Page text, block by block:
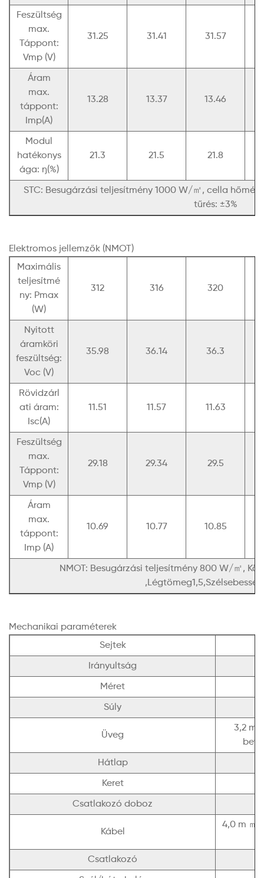
Feszültség
max.
Táppont:
Vmp (V)
31.25 31.41 31.57
Áram
max.
táppont:
Imp(A)
13.28 13.37 13.46
Modul
hatékonys
ága: ŋ(%)
21.3 21.5 21.8
STC: Besugárzási teljesítmény 1000 W/㎡, cella
tűrés: ±3%
Elektromos jellemzők (NMOT)
Maximális
teljesítmé
ny: Pmax
(W)
312 316 320
Nyitott
áramköri
feszültség:
Voc (V)
35.98 36.14 36.3
Rövidzárl
ati áram:
Isc(A)
11.51 11.57 11.63
Feszültség
max.
Táppont:
Vmp (V)
29.18 29.34 29.5
Áram
max.
táppont:
Imp (A)
10.69 10.77 10.85
NMOT: Besugárzási teljesítmény 800 W/㎡,
Mechanikai paraméterek
Sejtek
Irányultság
Méret
Súly
Üveg
3,2
Hátlap
Keret
Csatlakozó doboz
Kábel
4,0 m ㎡
Csatlakozó